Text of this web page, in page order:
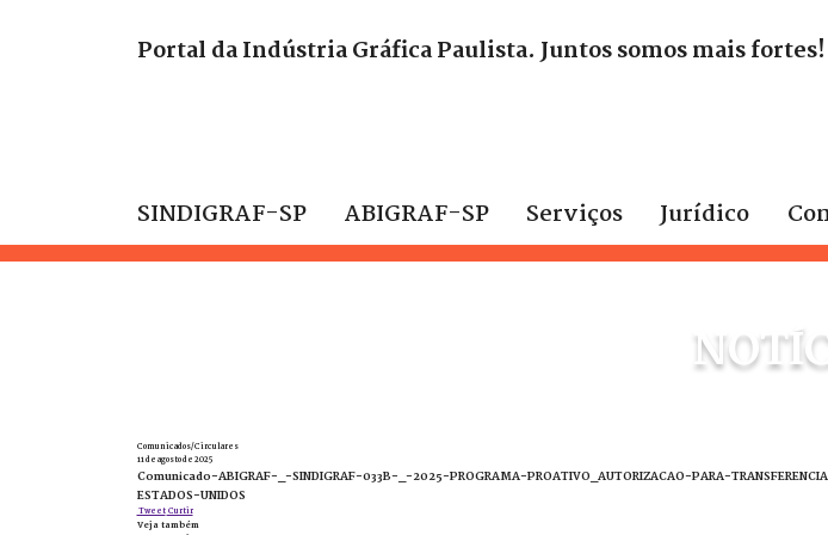
Portal da Indústria Gráfica Paulista. Juntos somos mais fortes!
SINDIGRAF-SP ABIGRAF-SP Serviços Jurídico
Comunicados/Circulares
11 de agosto de 2025
Comunicado-ABIGRAF-_-SINDIGRAF-033B-_-2025-PROGRAMA-PROATIVO_AUTORIZACAO-PARA-
ESTADOS-UNIDOS
Tweet Curtir
Veja também